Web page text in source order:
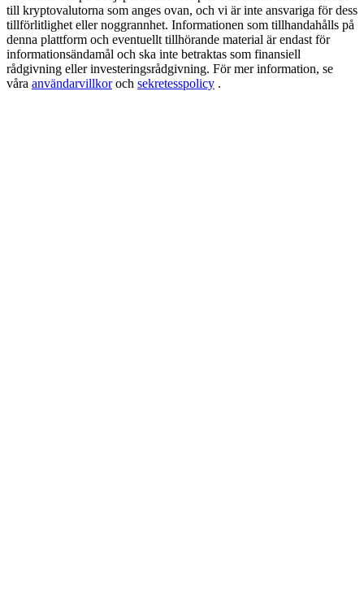
Exclusive for BitMart Users
Register & Trade to Win 500,000 USDT
till kryptovalutorna som anges ovan, och vi är inte ansvariga för dess
tillförlitlighet eller noggrannhet. Informationen som tillhandahålls på
denna plattform och eventuellt tillhörande material är endast för
informationsändamål och ska inte betraktas som finansiell
rådgivning eller investeringsrådgivning. För mer information, se
våra användarvillkoroch sekretesspolicy .